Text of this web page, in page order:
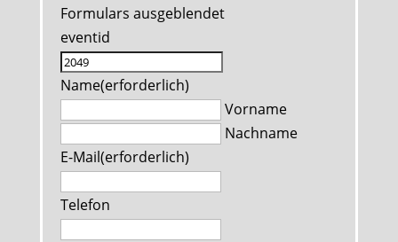
Formulars ausgeblendet
eventid
Name(erforderlich)
Vorname
Nachname
E-Mail(erforderlich)
Telefon